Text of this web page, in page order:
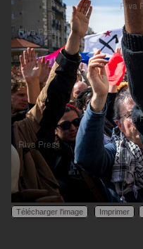
Télécharger l'image Imprimer